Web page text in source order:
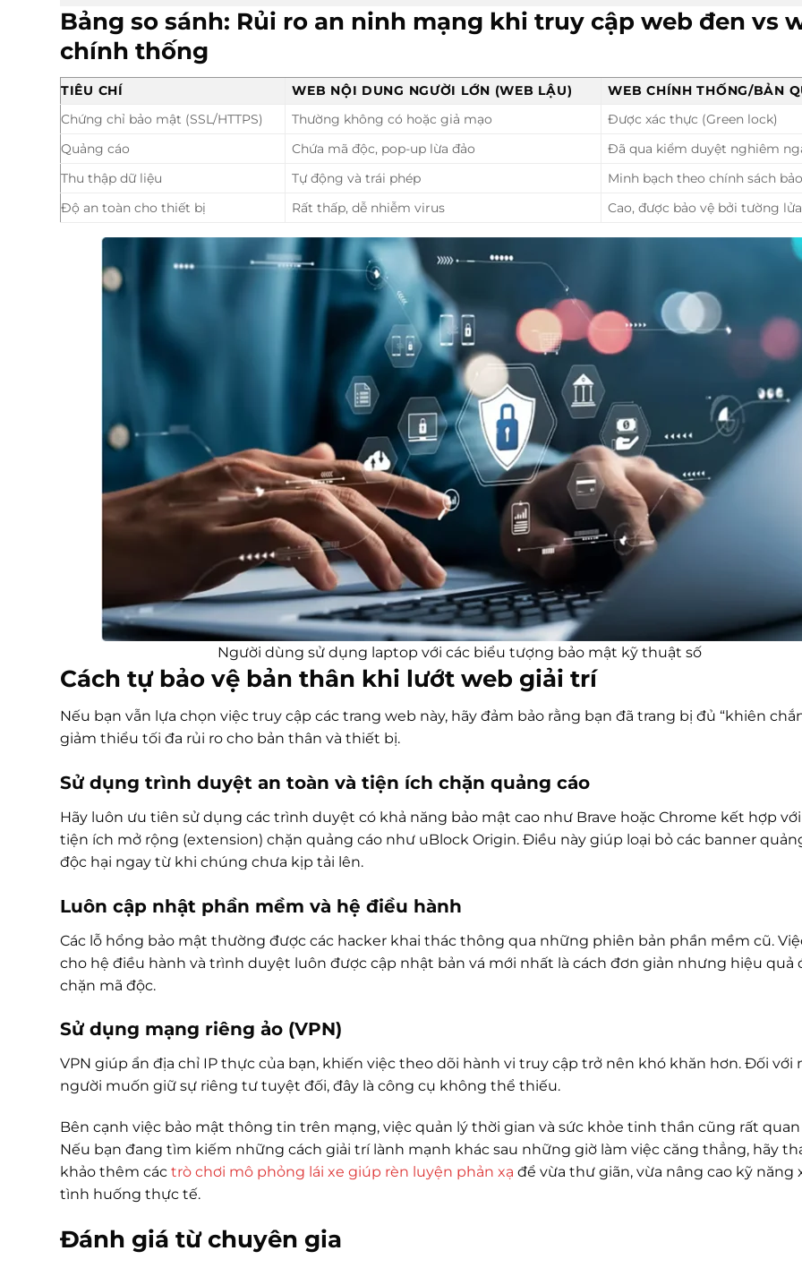
Bảng so sánh: Rủi ro an ninh mạng khi truy cập web đen vs
chính thống
TIÊU CHÍ WEB NỘI DUNG NGƯỜI LỚN (WEB LẬU)
WEB CHÍNH THỐNG/BẢN
Chứng chỉ bảo mật (SSL/HTTPS)
Thường không có hoặc giả mạo
Được xác thực (Green lock)
Quảng cáo
Chứa mã độc, pop-up lừa đảo
Đã qua kiểm duyệt nghiêm
Thu thập dữ liệu
Tự động và trái phép
Minh bạch theo chính sách
Độ an toàn cho thiết bị
Rất thấp, dễ nhiễm virus Cao, được bảo vệ bởi tường lửa
Người dùng sử dụng laptop với các biểu tượng bảo mật kỹ thuật số
Cách tự bảo vệ bản thân khi lướt web giải trí
Nếu bạn vẫn lựa chọn việc truy cập các trang web này, hãy đảm bảo rằng bạn đã trang bị đủ “khiên
giảm thiểu tối đa rủi ro cho bản thân và thiết bị.
Sử dụng trình duyệt an toàn và tiện ích chặn quảng cáo
Hãy luôn ưu tiên sử dụng các trình duyệt có khả năng bảo mật cao như Brave hoặc Chrome kết hợp
tiện ích mở rộng (extension) chặn quảng cáo như uBlock Origin. Điều này giúp loại bỏ các banner
độc hại ngay từ khi chúng chưa kịp tải lên.
Luôn cập nhật phần mềm và hệ điều hành
Các lỗ hổng bảo mật thường được các hacker khai thác thông qua những phiên bản phần mềm cũ.
cho hệ điều hành và trình duyệt luôn được cập nhật bản vá mới nhất là cách đơn giản nhưng hiệu quả
chặn mã độc.
Sử dụng mạng riêng ảo (VPN)
VPN giúp ẩn địa chỉ IP thực của bạn, khiến việc theo dõi hành vi truy cập trở nên khó khăn hơn. Đối với
người muốn giữ sự riêng tư tuyệt đối, đây là công cụ không thể thiếu.
Bên cạnh việc bảo mật thông tin trên mạng, việc quản lý thời gian và sức khỏe tinh thần cũng rất
Nếu bạn đang tìm kiếm những cách giải trí lành mạnh khác sau những giờ làm việc căng thẳng, hãy
khảo thêm các trò chơi mô phỏng lái xe giúp rèn luyện phản xạ để vừa thư giãn, vừa nâng cao kỹ năng
tình huống thực tế.
Đánh giá từ chuyên gia